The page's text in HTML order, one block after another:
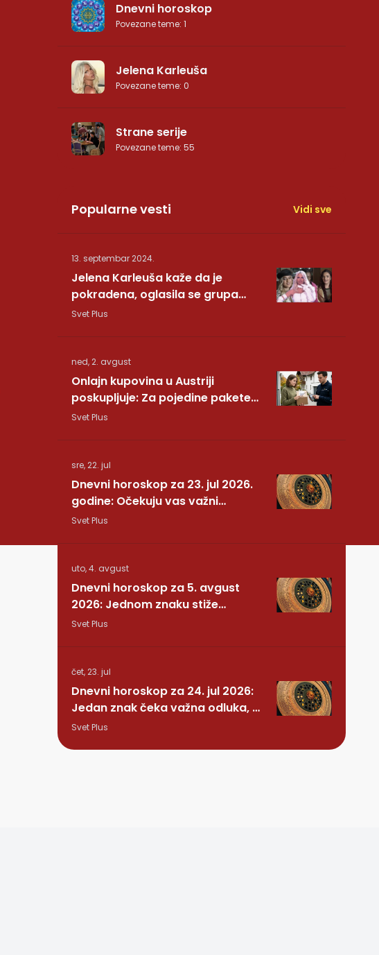
Dnevni horoskop
Povezane teme: 1
Jelena Karleuša
Povezane teme: 0
Strane serije
Povezane teme: 55
Popularne vesti Vidi sve
13. septembar 2024.
Jelena Karleuša kaže da je
pokradena, oglasila se grupa
Hurricane: Pesma RUNDE je naša!
Svet Plus
ned, 2. avgust
Onlajn kupovina u Austriji
poskupljuje: Za pojedine pakete
dodatnih 7,40 evra
Svet Plus
sre, 22. jul
Dnevni horoskop za 23. jul 2026.
godine: Očekuju vas važni
preokreti!
Svet Plus
uto, 4. avgust
Dnevni horoskop za 5. avgust
2026: Jednom znaku stiže
potvrda koju je dugo čekao
Svet Plus
čet, 23. jul
Dnevni horoskop za 24. jul 2026:
Jedan znak čeka važna odluka, a
nekome stiže iznenađenje
Svet Plus